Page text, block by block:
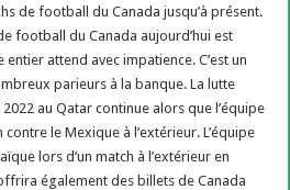
de football du Canada jusqu’à présent.
football du Canada aujourd’hui est
attend avec impatience. C’est un
parieurs à la banque. La lutte
au Qatar continue alors que l’équipe
le Mexique à l’extérieur. L’équipe
lors d’un match à l’extérieur en
également des billets de Canada